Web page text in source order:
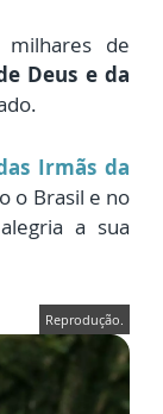
de
Deus e da
Irmãs da
o Brasil e no
a sua
Reprodução.